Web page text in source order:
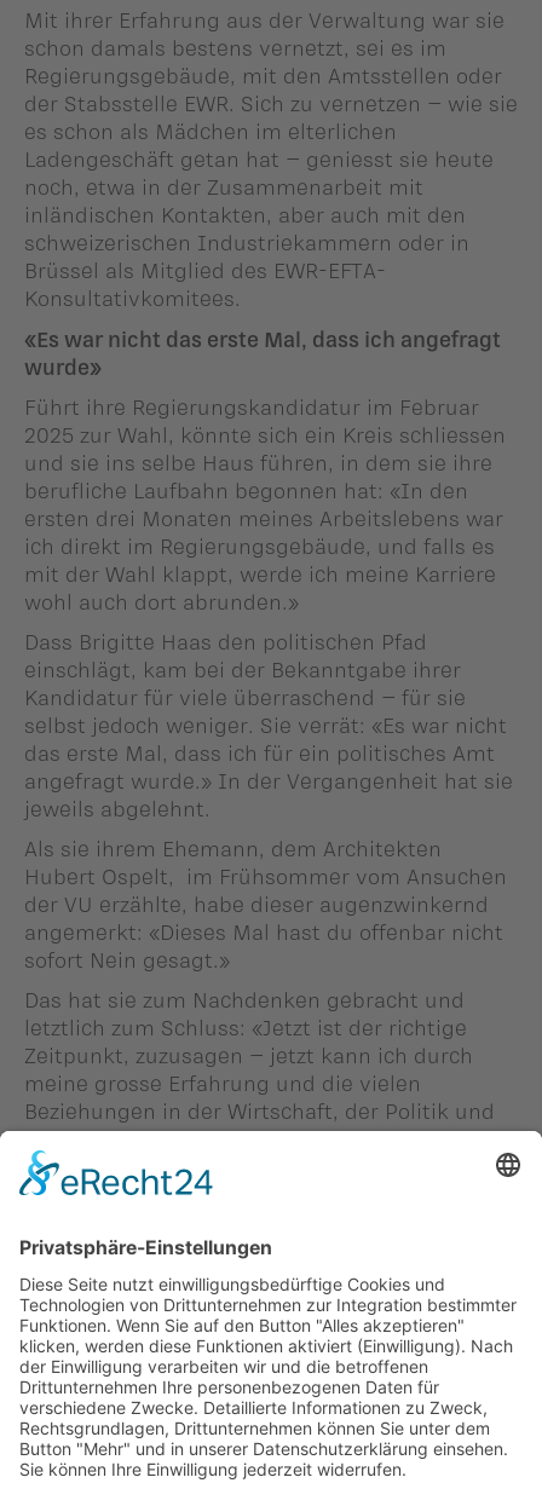
Mit ihrer Erfahrung aus der Verwaltung war sie
schon damals bestens vernetzt, sei es im
Regierungsgebäude, mit den Amtsstellen oder
der Stabsstelle EWR. Sich zu vernetzen – wie sie
es schon als Mädchen im elterlichen
Ladengeschäft getan hat – geniesst sie heute
noch, etwa in der Zusammenarbeit mit
inländischen Kontakten, aber auch mit den
schweizerischen Industriekammern oder in
Brüssel als Mitglied des EWR-EFTA-
Konsultativkomitees.
«Es war nicht das erste Mal, dass ich angefragt
wurde»
Führt ihre Regierungskandidatur im Februar
2025 zur Wahl, könnte sich ein Kreis schliessen
und sie ins selbe Haus führen, in dem sie ihre
berufliche Laufbahn begonnen hat: «In den
ersten drei Monaten meines Arbeitslebens war
ich direkt im Regierungsgebäude, und falls es
mit der Wahl klappt, werde ich meine Karriere
wohl auch dort abrunden.»
Dass Brigitte Haas den politischen Pfad
einschlägt, kam bei der Bekanntgabe ihrer
Kandidatur für viele überraschend – für sie
selbst jedoch weniger. Sie verrät: «Es war nicht
das erste Mal, dass ich für ein politisches Amt
angefragt wurde.» In der Vergangenheit hat sie
jeweils abgelehnt.
Als sie ihrem Ehemann, dem Architekten
Hubert Ospelt, im Frühsommer vom Ansuchen
der VU erzählte, habe dieser augenzwinkernd
angemerkt: «Dieses Mal hast du offenbar nicht
sofort Nein gesagt.»
Das hat sie zum Nachdenken gebracht und
letztlich zum Schluss: «Jetzt ist der richtige
Zeitpunkt, zuzusagen – jetzt kann ich durch
meine grosse Erfahrung und die vielen
Beziehungen in der Wirtschaft, der Politik und
der Kultur wirklich das Richtige für dieses Amt
mitbringen.»
Zurück